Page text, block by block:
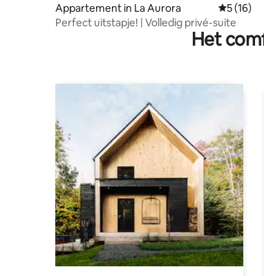
Appartement in La Aurora
5 (16)
Perfect uitstapje! | Volledig privé-suite
Het